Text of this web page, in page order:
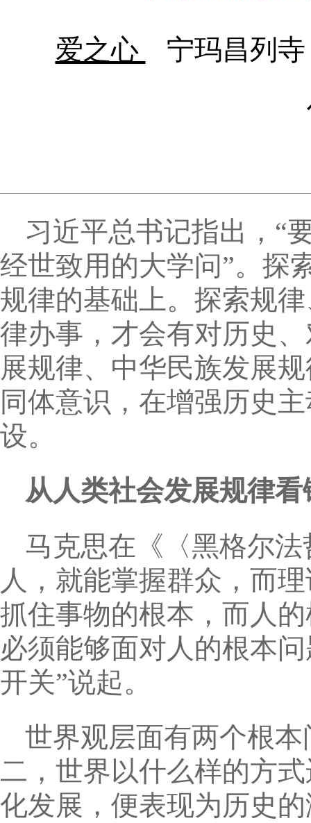
爱之心
宁玛昌列寺
习近平总书记指出，“
经世致用的大学问”。探
规律的基础上。探索规
律办事，才会有对历史
展规律、中华民族发展
同体意识，在增强历史
设。
从人类社会发展规律
马克思在《〈黑格尔
人，就能掌握群众，而
抓住事物的根本，而人
必须能够面对人的根本
开关”说起。
世界观层面有两个根
二，世界以什么样的方
化发展，便表现为历史